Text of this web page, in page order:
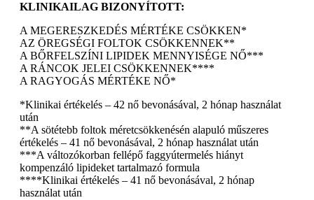
KLINIKAILAG BIZONYÍTOTT:
A MEGERESZKEDÉS MÉRTÉKE CSÖKKEN*
AZ ÖREGSÉGI FOLTOK CSÖKKENNEK**
A BŐRFELSZÍNI LIPIDEK MENNYISÉGE NŐ***
A RÁNCOK JELEI CSÖKKENNEK****
A RAGYOGÁS MÉRTÉKE NŐ*
*Klinikai értékelés – 42 nő bevonásával, 2 hónap használat
után
**A sötétebb foltok méretcsökkenésén alapuló műszeres
értékelés – 41 nő bevonásával, 2 hónap használat után
***A változókorban fellépő faggyútermelés hiányt
kompenzáló lipideket tartalmazó formula
****Klinikai értékelés – 41 nő bevonásával, 2 hónap
használat után